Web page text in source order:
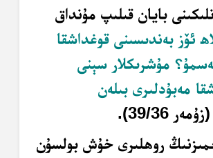
بايان قىلىپ مۇنداق
ئۆز بەندىسىنى قوغداشقا
مۇشرىكلار سېنى
مەبۇدلىرى بىلەن
39/36).
روھلىرى خۇش بولسۇن